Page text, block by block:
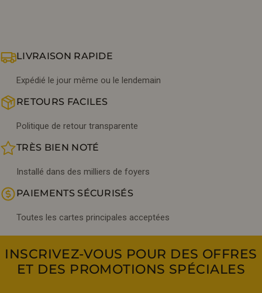
LIVRAISON RAPIDE
Expédié le jour même ou le lendemain
RETOURS FACILES
Politique de retour transparente
TRÈS BIEN NOTÉ
Installé dans des milliers de foyers
PAIEMENTS SÉCURISÉS
Toutes les cartes principales acceptées
INSCRIVEZ-VOUS POUR DES OFFRES
ET DES PROMOTIONS SPÉCIALES